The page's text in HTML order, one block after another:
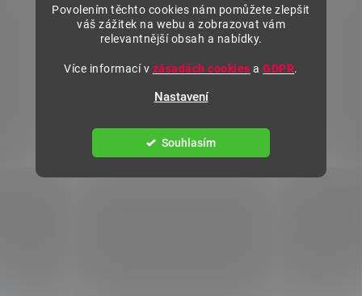
Povolením těchto cookies nám pomůžete zlepšit
váš zážitek na webu a zobrazovat vám
relevantnější obsah a nabídky.
Více informací v zásadách cookies aGDPR.
Nastavení
Souhlasím